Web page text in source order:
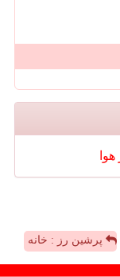
هوا
پرشین رز : خانه